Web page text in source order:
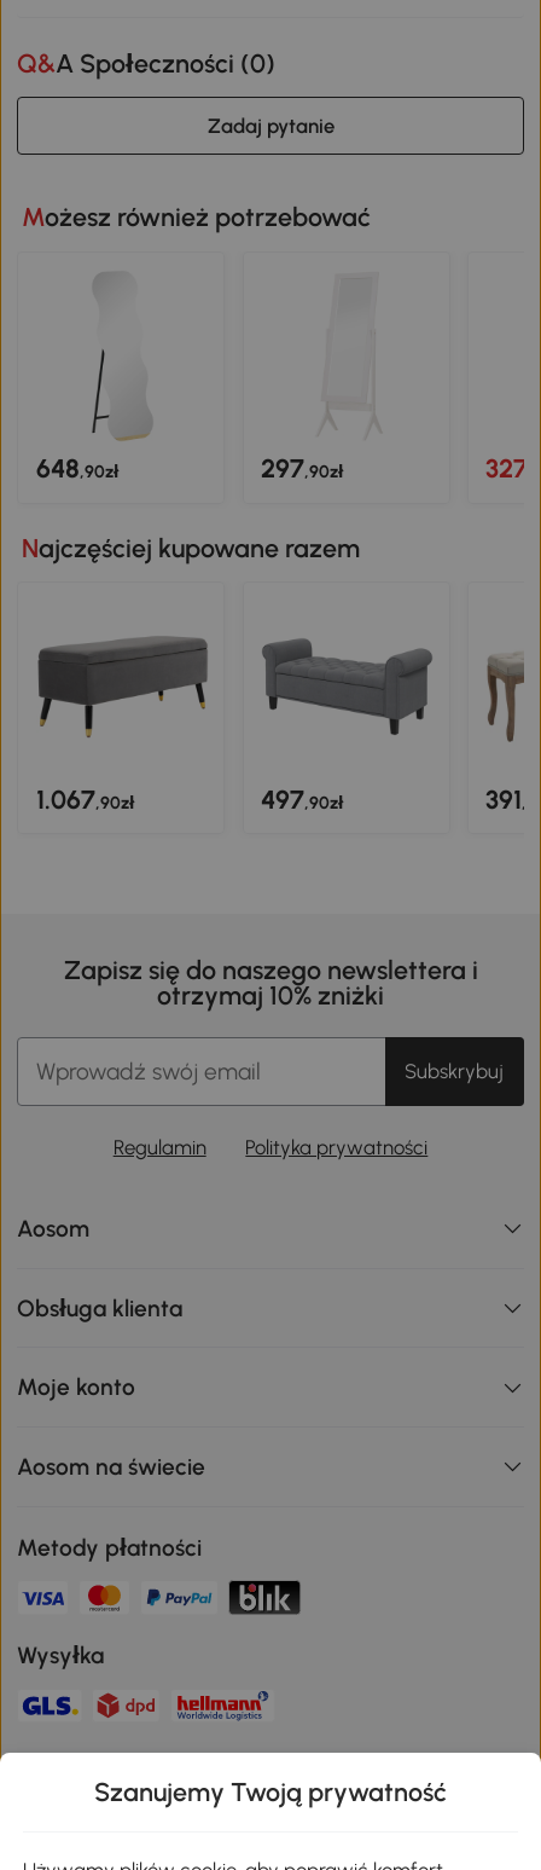
Q&A Społeczności (0)
Zadaj pytanie
Możesz również potrzebować
648,90zł 297,90zł 327
Najczęściej kupowane razem
1.067,90zł 497,90zł 391
Zapisz się do naszego newslettera i
otrzymaj 10% zniżki
Subskrybuj
Regulamin Polityka prywatności
Aosom
Obsługa klienta
Moje konto
Aosom na świecie
Metody płatności
Wysyłka
Szanujemy Twoją prywatność